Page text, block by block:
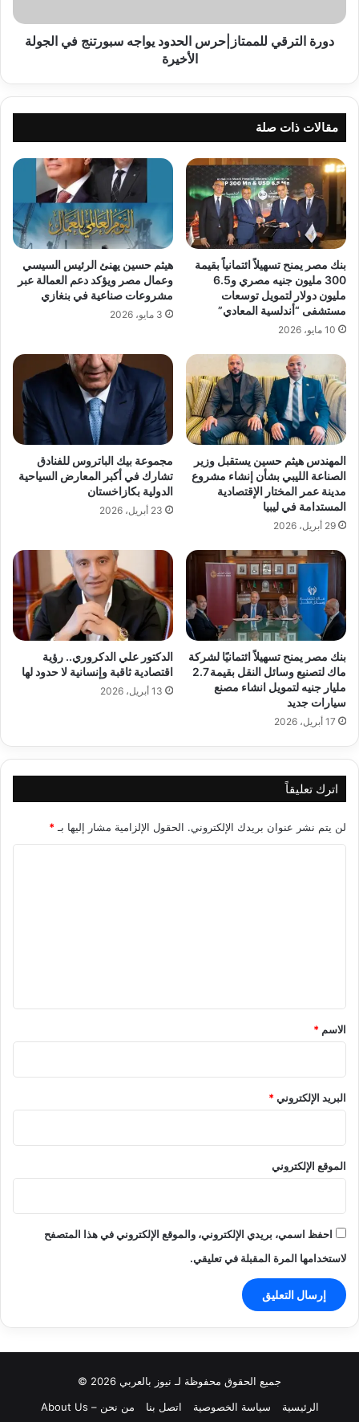
الجولة
الأخيرة
دورة الترقي للممتاز|حرس الحدود يواجه سبورتنج في الجولة
الأخيرة
مقالات ذات صلة
بنك مصر يمنح تسهيلاً ائتمانياً بقيمة
300 مليون جنيه مصري و6.5
مليون دولار لتمويل توسعات
مستشفى “أندلسية المعادي”
10 مايو، 2026
هيثم حسين يهنئ الرئيس السيسي
وعمال مصر ويؤكد دعم العمالة عبر
مشروعات صناعية في بنغازي
3 مايو، 2026
المهندس هيثم حسين يستقبل وزير
الصناعة الليبي بشأن إنشاء مشروع
مدينة عمر المختار الإقتصادية
المستدامة في ليبيا
29 أبريل، 2026
مجموعة بيك الباتروس للفنادق
تشارك في أكبر المعارض السياحية
الدولية بكازاخستان
23 أبريل، 2026
بنك مصر يمنح تسهيلاً ائتمانيًا لشركة
ماك لتصنيع وسائل النقل بقيمة 2.7
مليار جنيه لتمويل انشاء مصنع
سيارات جديد
17 أبريل، 2026
الدكتور علي الدكروري.. رؤية
اقتصادية ثاقبة وإنسانية لا حدود لها
13 أبريل، 2026
اترك تعليقاً
لن يتم نشر عنوان بريدك الإلكتروني. الحقول الإلزامية مشار إليها بـ *
*
الاسم *
البريد الإلكتروني*
الموقع الإلكتروني
احفظ اسمي، بريدي الإلكتروني، والموقع الإلكتروني في هذا المتصفح
لاستخدامها المرة المقبلة في تعليقي.
جميع الحقوق محفوظة لـ نيوز بالعربي 2026 ©
الرئيسية
سياسة الخصوصية اتصل بنا من نحن – About Us